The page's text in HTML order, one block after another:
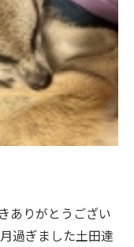
ありがとうござい
過ぎました土田達